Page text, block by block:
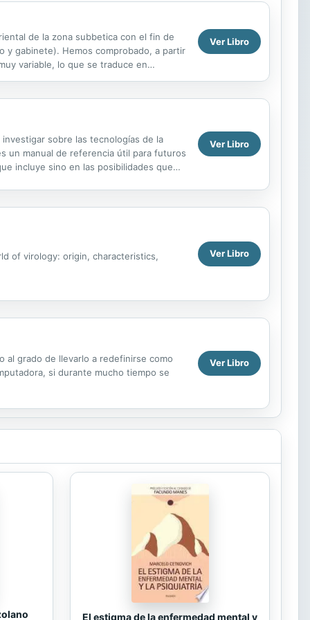
de la zona subbetica con el fin de
y gabinete). Hemos comprobado, a partir
variable, lo que se traduce en
Ver Libro
sobre las tecnologías de la
un manual de referencia útil para futuros
incluye sino en las posibilidades que
Ver Libro
of virology: origin, characteristics, Ver Libro
al grado de llevarlo a redefinirse como
si durante mucho tiempo se
Ver Libro
El estigma de la enfermedad mental y